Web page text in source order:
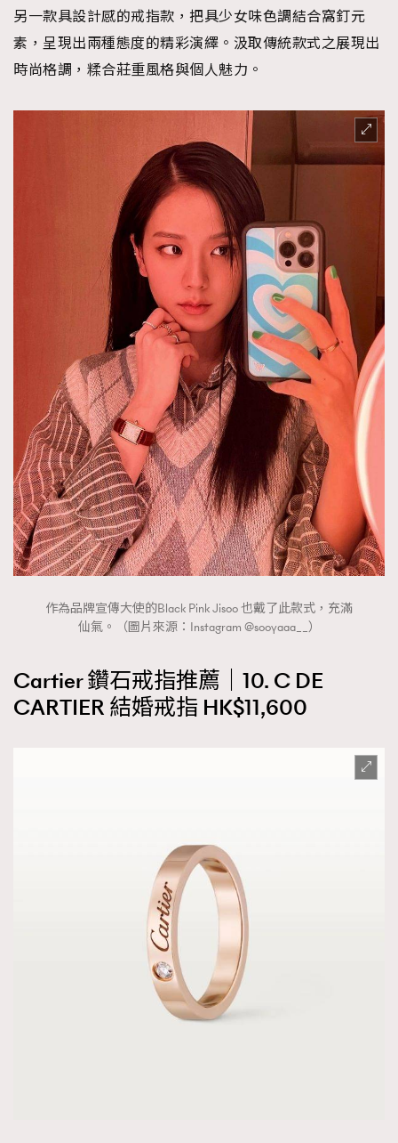
另一款具設計感的戒指款，把具少女味色調結合窩釘元
素，呈現出兩種態度的精彩演繹。汲取傳統款式之展現出
時尚格調，糅合莊重風格與個人魅力。
作為品牌宣傳大使的Black Pink Jisoo 也戴了此款式，充滿
仙氣。（圖片來源：Instagram @sooyaaa__）
Cartier 鑽石戒指推薦｜10. C DE
CARTIER 結婚戒指 HK$11,600